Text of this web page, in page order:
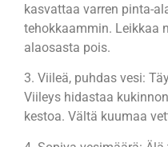
kasvattaa varren pinta-
tehokkaammin. Leikkaa
alaosasta pois.
3. Viileä, puhdas vesi:
Viileys hidastaa
kestoa. Vältä kuumaa